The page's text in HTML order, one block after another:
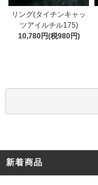
リング(タイチンキャッ
ツアイルチル175)
10,780円(税980円)
新着商品